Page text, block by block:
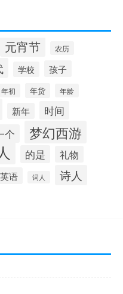
元宵节 农历
学校 孩子
年初 年货 年龄
新年 时间
个 梦幻西游
的是 礼物
英语 词人 诗人